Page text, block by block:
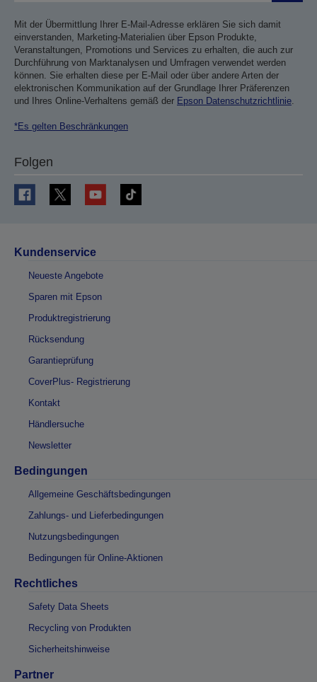
Mit der Übermittlung Ihrer E-Mail-Adresse erklären Sie sich damit
einverstanden, Marketing-Materialien über Epson Produkte,
Veranstaltungen, Promotions und Services zu erhalten, die auch zur
Durchführung von Marktanalysen und Umfragen verwendet werden
können. Sie erhalten diese per E-Mail oder über andere Arten der
elektronischen Kommunikation auf der Grundlage Ihrer Präferenzen
und Ihres Online-Verhaltens gemäß der Epson Datenschutzrichtlinie.
*Es gelten Beschränkungen
Folgen
Kundenservice
Neueste Angebote
Sparen mit Epson
Produktregistrierung
Rücksendung
Garantieprüfung
CoverPlus- Registrierung
Kontakt
Händlersuche
Newsletter
Bedingungen
Allgemeine Geschäftsbedingungen
Zahlungs- und Lieferbedingungen
Nutzungsbedingungen
Bedingungen für Online-Aktionen
Rechtliches
Safety Data Sheets
Recycling von Produkten
Sicherheitshinweise
Partner